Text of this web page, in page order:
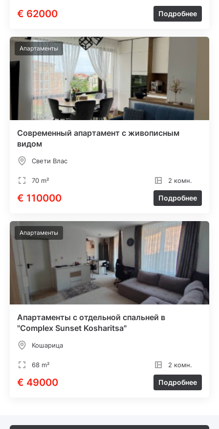
€ 62000 Подробнее
Апартаменты
Современный апартамент с живописным
видом
Свети Влас
70 m² 2 комн.
€ 110000 Подробнее
Апартаменты
Апартаменты с отдельной спальней в
"Complex Sunset Kosharitsa"
Кошарица
68 m² 2 комн.
€ 49000 Подробнее